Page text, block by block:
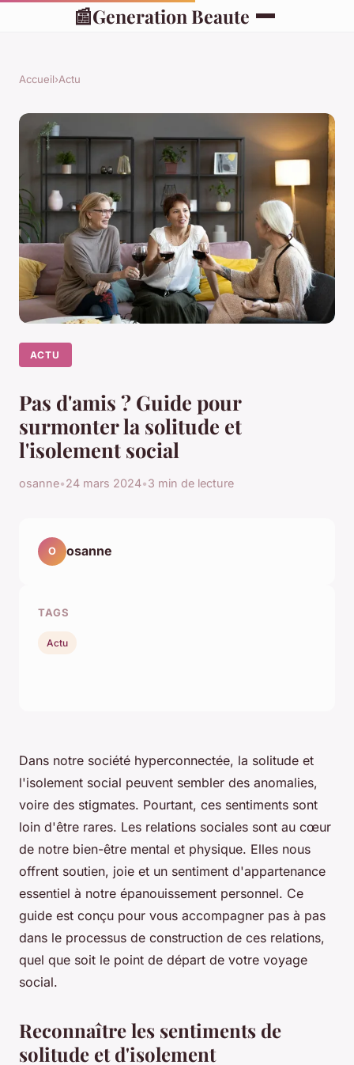
📰Generation Beaute
Accueil›Actu
ACTU
Pas d'amis ? Guide pour
surmonter la solitude et
l'isolement social
osanne•24 mars 2024•3 min de lecture
Dans notre société hyperconnectée, la solitude et
l'isolement social peuvent sembler des anomalies,
voire des stigmates. Pourtant, ces sentiments sont
loin d'être rares. Les relations sociales sont au cœur
de notre bien-être mental et physique. Elles nous
offrent soutien, joie et un sentiment d'appartenance
essentiel à notre épanouissement personnel. Ce
guide est conçu pour vous accompagner pas à pas
dans le processus de construction de ces relations,
quel que soit le point de départ de votre voyage
social.
Reconnaître les sentiments de
solitude et d'isolement
O osanne
TAGS
Actu